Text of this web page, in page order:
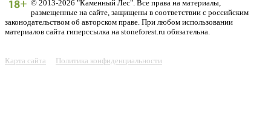
© 2013-2026 "Каменный Лес". Все права на материалы,
размещенные на сайте, защищены в соответствии с российским
законодательством об авторском праве. При любом использовании
материалов сайта гиперссылка на stoneforest.ru обязательна.
Карта сайта Политика конфиденциальности